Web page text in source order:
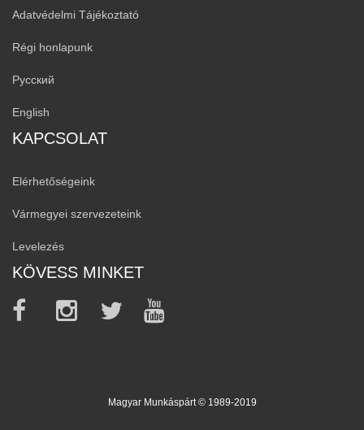
Adatvédelmi Tájékoztató
Régi honlapunk
Русский
English
KAPCSOLAT
Elérhetőségeink
Vármegyei szervezeteink
Levelezés
KÖVESS MINKET
Magyar Munkáspárt © 1989-2019